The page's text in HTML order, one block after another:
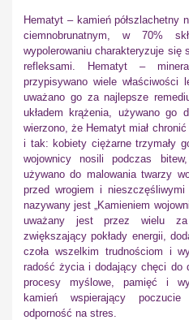
Hematyt – kamień półszlachetny
ciemnobrunatnym, w 70%
wypolerowaniu charakteryzuje się
refleksami. Hematyt –
przypisywano wiele właściwości
uważano go za najlepsze
układem krążenia, używano go
wierzono, że Hematyt miał
i tak: kobiety ciężarne trzymały
wojownicy nosili podczas
używano do malowania twarzy
przed wrogiem i
nazywany jest „Kamieniem
uważany jest przez wielu
zwiększający pokłady energii,
czoła wszelkim trudnościom i
radość życia i dodający chęci do
procesy myślowe, pamięć i
kamień wspierający
odporność na stres.